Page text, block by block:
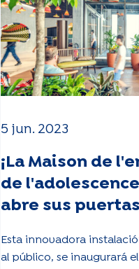
5 jun. 2023
¡La Maison de
de
abre sus
Esta innovadora
al público, se inaugurará